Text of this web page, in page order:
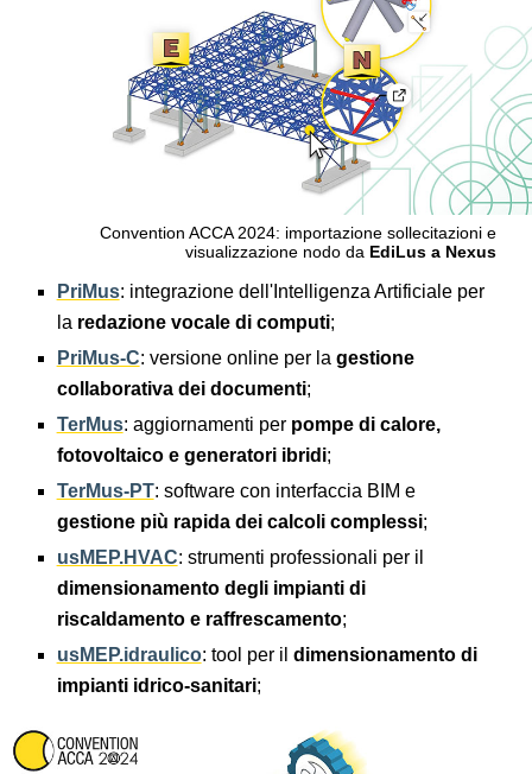
Convention ACCA 2024: importazione sollecitazioni e
visualizzazione nodo da EdiLus a Nexus
PriMus: integrazione dell'Intelligenza Artificiale per
la redazione vocale di computi;
PriMus-C: versione online per la gestione
collaborativa dei documenti;
TerMus: aggiornamenti perpompe di calore,
fotovoltaico e generatori ibridi;
TerMus-PT: software con interfaccia BIM e
gestione più rapida dei calcoli complessi;
usMEP.HVAC: strumenti professionali per il
dimensionamento degli impianti di
riscaldamento e raffrescamento;
usMEP.idraulico: tool per il dimensionamento di
impianti idrico-sanitari;